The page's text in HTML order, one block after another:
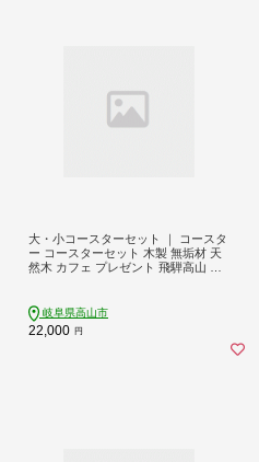
大・小コースターセット ｜ コースタ
ー コースターセット 木製 無垢材 天
然木 カフェ プレゼント 飛騨高山 雉
岐阜県高山市
22,000 円